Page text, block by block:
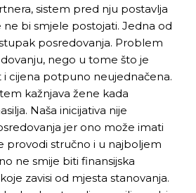
sistem pred nju postavlja
bi smjele postojati. Jedna od
posredovanja. Problem
nego u tome što je
cijena potpuno neujednačena.
kažnjava žene kada
Naša inicijativa nije
jer ono može imati
provodi stručno i u najboljem
ne smije biti finansijska
zavisi od mjesta stanovanja.